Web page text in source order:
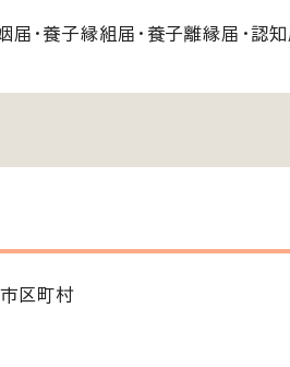
届・養子縁組届・養子離縁届・認
区町村